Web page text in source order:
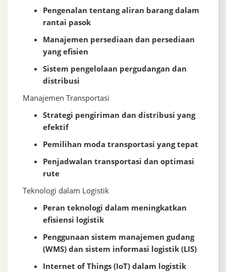
Pengenalan tentang aliran barang dalam
rantai pasok
Manajemen persediaan dan persediaan
yang efisien
Sistem pengelolaan pergudangan dan
distribusi
Manajemen Transportasi
Strategi pengiriman dan distribusi yang
efektif
Pemilihan moda transportasi yang tepat
Penjadwalan transportasi dan optimasi
rute
Teknologi dalam Logistik
Peran teknologi dalam meningkatkan
efisiensi logistik
Penggunaan sistem manajemen gudang
(WMS) dan sistem informasi logistik (LIS)
Internet of Things (IoT) dalam logistik